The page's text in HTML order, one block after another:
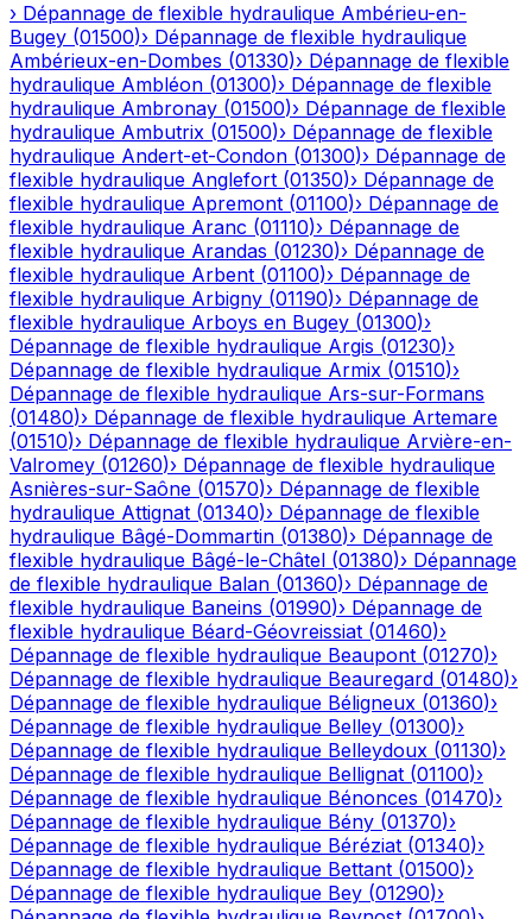
› Dépannage de flexible hydraulique Ambérieu-en-
Bugey (01500)› Dépannage de flexible hydraulique
Ambérieux-en-Dombes (01330)› Dépannage de flexible
hydraulique Ambléon (01300)› Dépannage de flexible
hydraulique Ambronay (01500)› Dépannage de flexible
hydraulique Ambutrix (01500)› Dépannage de flexible
hydraulique Andert-et-Condon (01300)› Dépannage de
flexible hydraulique Anglefort (01350)› Dépannage de
flexible hydraulique Apremont (01100)› Dépannage de
flexible hydraulique Aranc (01110)› Dépannage de
flexible hydraulique Arandas (01230)› Dépannage de
flexible hydraulique Arbent (01100)› Dépannage de
flexible hydraulique Arbigny (01190)› Dépannage de
flexible hydraulique Arboys en Bugey (01300)›
Dépannage de flexible hydraulique Argis (01230)›
Dépannage de flexible hydraulique Armix (01510)›
Dépannage de flexible hydraulique Ars-sur-Formans
(01480)› Dépannage de flexible hydraulique Artemare
(01510)› Dépannage de flexible hydraulique Arvière-en-
Valromey (01260)› Dépannage de flexible hydraulique
Asnières-sur-Saône (01570)› Dépannage de flexible
hydraulique Attignat (01340)› Dépannage de flexible
hydraulique Bâgé-Dommartin (01380)› Dépannage de
flexible hydraulique Bâgé-le-Châtel (01380)› Dépannage
de flexible hydraulique Balan (01360)› Dépannage de
flexible hydraulique Baneins (01990)› Dépannage de
flexible hydraulique Béard-Géovreissiat (01460)›
Dépannage de flexible hydraulique Beaupont (01270)›
Dépannage de flexible hydraulique Beauregard (01480)›
Dépannage de flexible hydraulique Béligneux (01360)›
Dépannage de flexible hydraulique Belley (01300)›
Dépannage de flexible hydraulique Belleydoux (01130)›
Dépannage de flexible hydraulique Bellignat (01100)›
Dépannage de flexible hydraulique Bénonces (01470)›
Dépannage de flexible hydraulique Bény (01370)›
Dépannage de flexible hydraulique Béréziat (01340)›
Dépannage de flexible hydraulique Bettant (01500)›
Dépannage de flexible hydraulique Bey (01290)›